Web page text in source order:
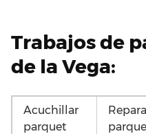
Trabajos de
de la Vega:
Acuchillar
parquet